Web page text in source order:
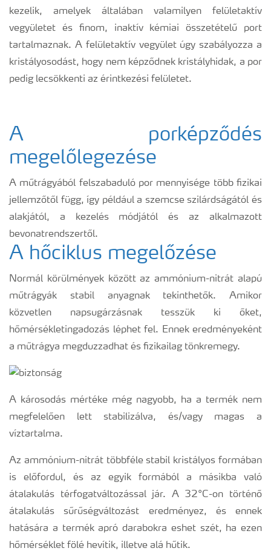
kezelik, amelyek általában valamilyen felületaktív
vegyületet és finom, inaktív kémiai összetételű port
tartalmaznak. A felületaktív vegyület úgy szabályozza a
kristályosodást, hogy nem képződnek kristályhidak, a por
pedig lecsökkenti az érintkezési felületet.
A porképződés
megelőlegezése
A műtrágyából felszabaduló por mennyisége több fizikai
jellemzőtől függ, így például a szemcse szilárdságától és
alakjától, a kezelés módjától és az alkalmazott
bevonatrendszertől.
A hőciklus megelőzése
Normál körülmények között az ammónium-nitrát alapú
műtrágyák stabil anyagnak tekinthetők. Amikor
közvetlen napsugárzásnak tesszük ki őket,
hőmérsékletingadozás léphet fel. Ennek eredményeként
a műtrágya megduzzadhat és fizikailag tönkremegy.
A károsodás mértéke még nagyobb, ha a termék nem
megfelelően lett stabilizálva, és/vagy magas a
víztartalma.
Az ammónium-nitrát többféle stabil kristályos formában
is előfordul, és az egyik formából a másikba való
átalakulás térfogatváltozással jár. A 32°C-on történő
átalakulás sűrűségváltozást eredményez, és ennek
hatására a termék apró darabokra eshet szét, ha ezen
hőmérséklet fölé hevítik, illetve alá hűtik.